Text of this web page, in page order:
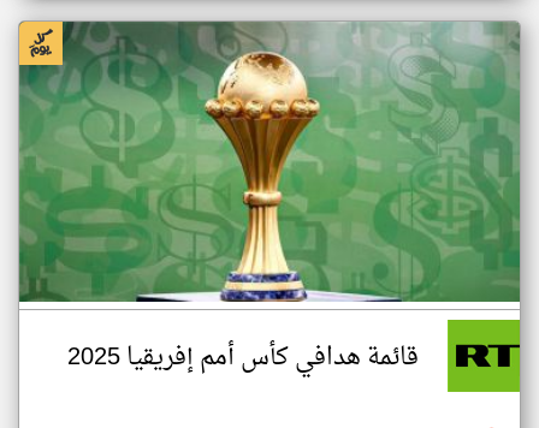
قائمة هدافي كأس أمم إفريقيا 2025